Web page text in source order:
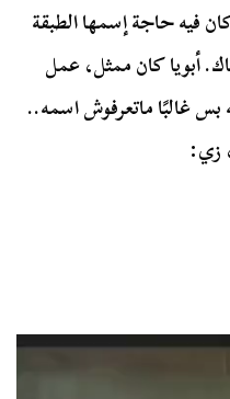
فيه حاجة إسمها الطبقة
أبويا كان ممثل، عمل
بس غالبًا ماتعرفوش اسمه..
زي: